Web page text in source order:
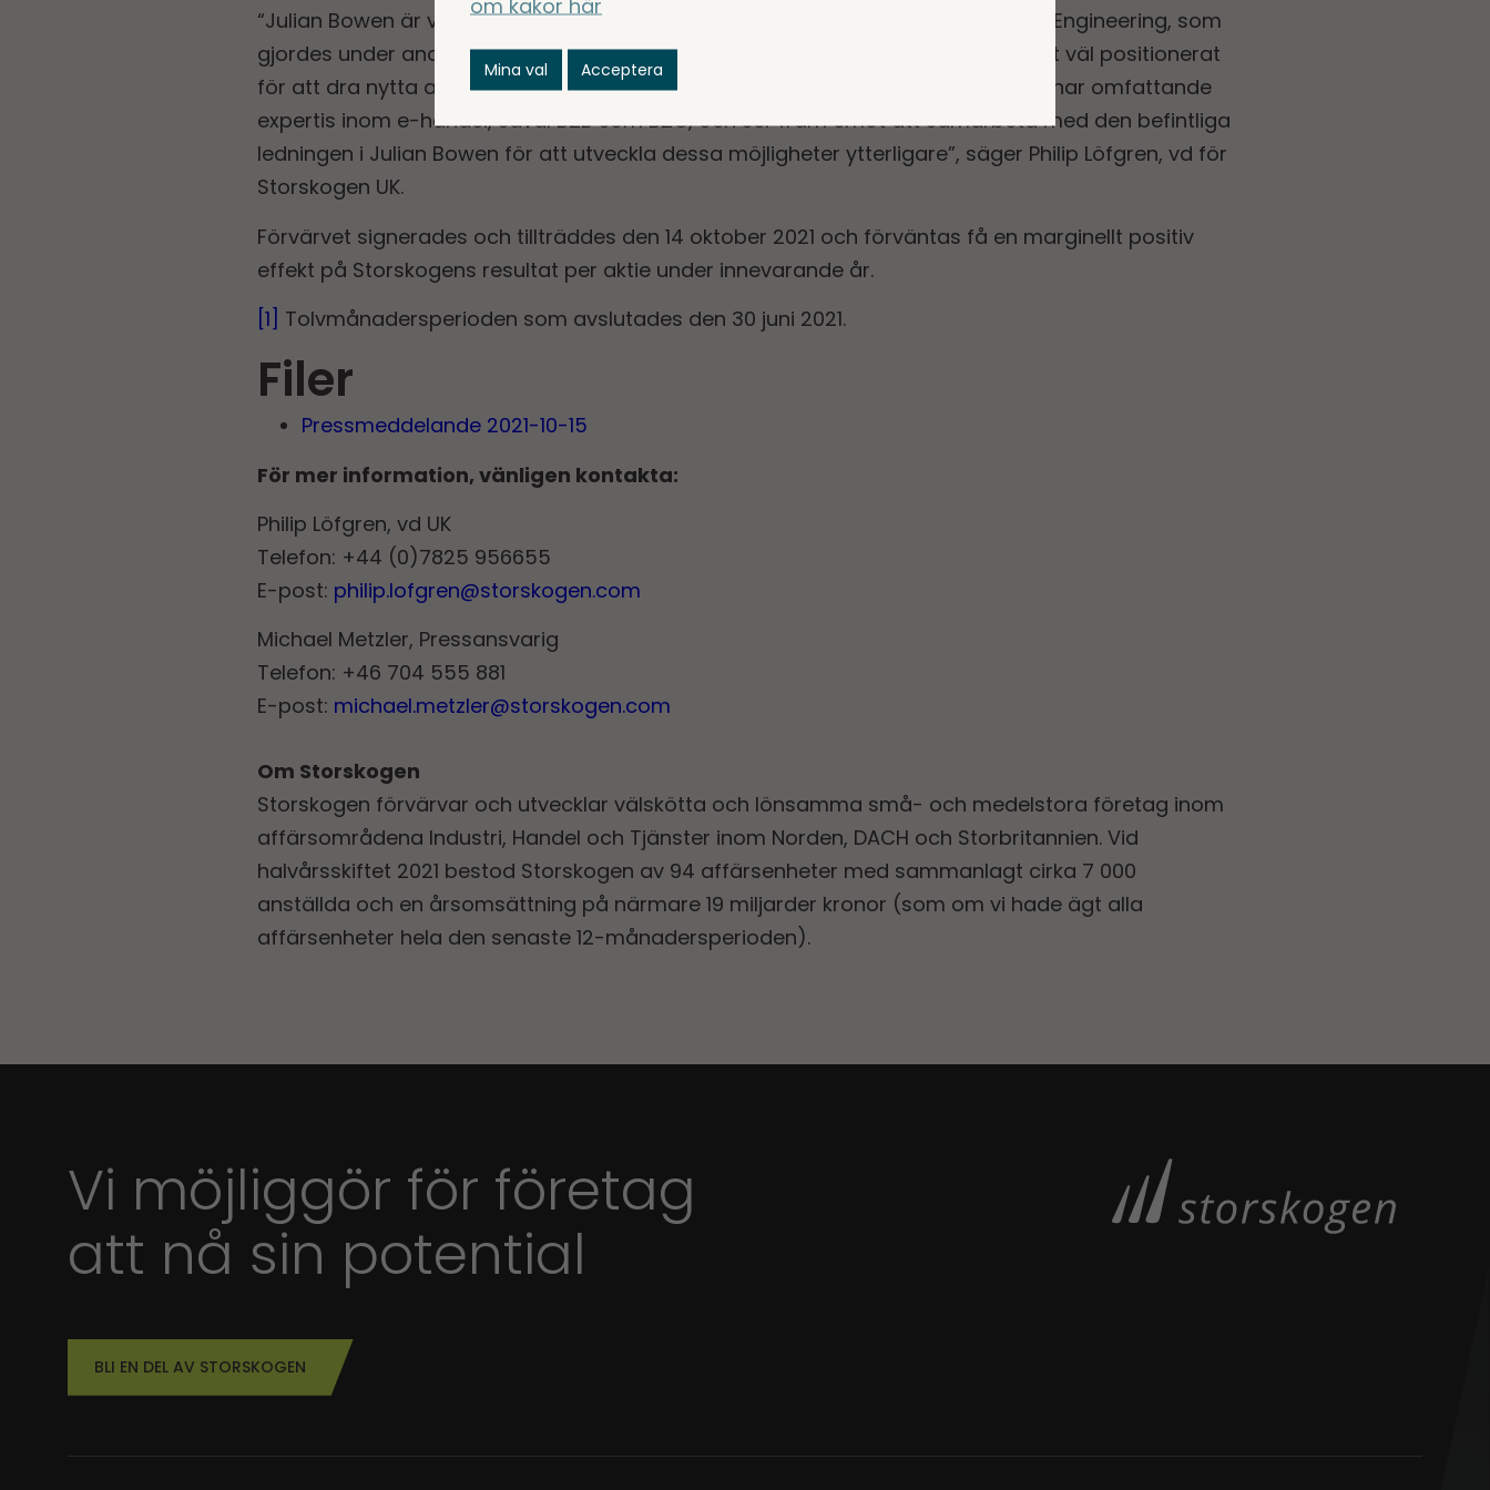
“Julian Bowen är vår andra investering i Storbritannien efter vårt förvärv av SGS Engineering, som
gjordes under andra kvartalet 2021. Precis som SGS är Julian Bowen exceptionellt väl positionerat
för att dra nytta av den pågående omställningen från fysisk till digital handel. Vi har omfattande
expertis inom e-handel, såväl B2B som B2C, och ser fram emot att samarbeta med den befintliga
ledningen i Julian Bowen för att utveckla dessa möjligheter ytterligare”, säger Philip Löfgren, vd för
Storskogen UK.
Förvärvet signerades och tillträddes den 14 oktober 2021 och förväntas få en marginellt positiv
effekt på Storskogens resultat per aktie under innevarande år.
[1] Tolvmånadersperioden som avslutades den 30 juni 2021.
Filer
Pressmeddelande 2021-10-15
För mer information, vänligen kontakta:
Philip Löfgren, vd UK
Telefon: +44 (0)7825 956655
E-post: philip.lofgren@storskogen.com
Michael Metzler, Pressansvarig
Telefon: +46 704 555 881
E-post: michael.metzler@storskogen.com
Om Storskogen
Storskogen förvärvar och utvecklar välskötta och lönsamma små- och medelstora företag inom
affärsområdena Industri, Handel och Tjänster inom Norden, DACH och Storbritannien. Vid
halvårsskiftet 2021 bestod Storskogen av 94 affärsenheter med sammanlagt cirka 7 000
anställda och en årsomsättning på närmare 19 miljarder kronor (som om vi hade ägt alla
affärsenheter hela den senaste 12-månadersperioden).
Vi möjliggör för företag
att nå sin potential
BLI EN DEL AV STORSKOGEN
Mina val Acceptera